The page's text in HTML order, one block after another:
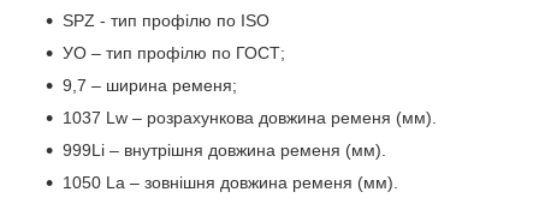
SPZ - тип профілю по ISO
УО – тип профілю по ГОСТ;
9,7 – ширина ременя;
1037 Lw – розрахункова довжина ременя (мм).
999Li – внутрішня довжина ременя (мм).
1050 La – зовнішня довжина ременя (мм).